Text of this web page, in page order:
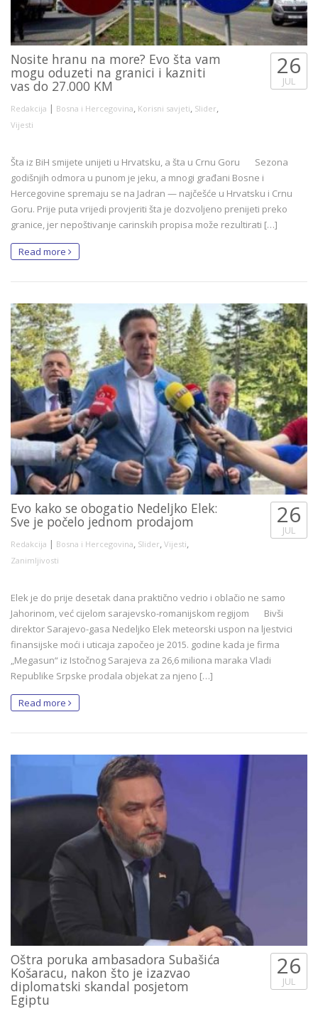
Nosite hranu na more? Evo šta vam
mogu oduzeti na granici i kazniti
vas do 27.000 KM
Redakcija | Bosna i Hercegovina, Korisni savjeti, Slider,
Vijesti
26
JUL
Šta iz BiH smijete unijeti u Hrvatsku, a šta u Crnu Goru Sezona
godišnjih odmora u punom je jeku, a mnogi građani Bosne i
Hercegovine spremaju se na Jadran — najčešće u Hrvatsku i Crnu
Goru. Prije puta vrijedi provjeriti šta je dozvoljeno prenijeti preko
granice, jer nepoštivanje carinskih propisa može rezultirati […]
Read more
Evo kako se obogatio Nedeljko Elek:
Sve je počelo jednom prodajom
Redakcija | Bosna i Hercegovina, Slider, Vijesti,
Zanimljivosti
26
JUL
Elek je do prije desetak dana praktično vedrio i oblačio ne samo
Jahorinom, već cijelom sarajevsko-romanijskom regijom Bivši
direktor Sarajevo-gasa Nedeljko Elek meteorski uspon na ljestvici
finansijske moći i uticaja započeo je 2015. godine kada je firma
„Megasun“ iz Istočnog Sarajeva za 26,6 miliona maraka Vladi
Republike Srpske prodala objekat za njeno […]
Read more
Oštra poruka ambasadora Subašića
Košaracu, nakon što je izazvao
diplomatski skandal posjetom
Egiptu
26
JUL